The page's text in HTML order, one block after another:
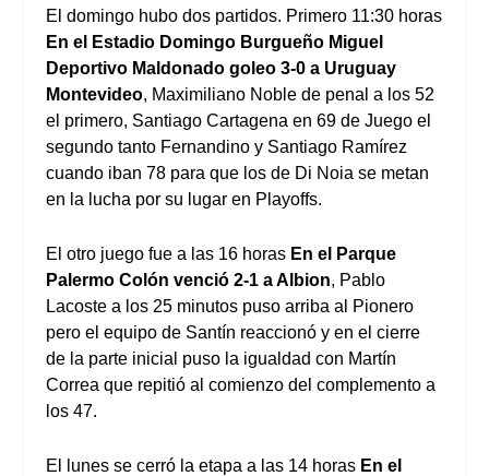
El domingo hubo dos partidos. Primero 11:30 horas
En el Estadio Domingo Burgueño Miguel
Deportivo Maldonado goleo 3-0 a Uruguay
Montevideo, Maximiliano Noble de penal a los 52
el primero, Santiago Cartagena en 69 de Juego el
segundo tanto Fernandino y Santiago Ramírez
cuando iban 78 para que los de Di Noia se metan
en la lucha por su lugar en Playoffs.
El otro juego fue a las 16 horas En el Parque
Palermo Colón venció 2-1 a Albion, Pablo
Lacoste a los 25 minutos puso arriba al Pionero
pero el equipo de Santín reaccionó y en el cierre
de la parte inicial puso la igualdad con Martín
Correa que repitió al comienzo del complemento a
los 47.
El lunes se cerró la etapa a las 14 horas En el